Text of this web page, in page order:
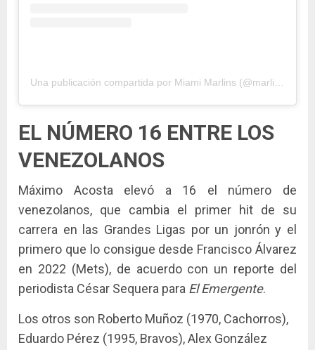
Una publicación compartida por Miami Marlins (@marlins)
EL NÚMERO 16 ENTRE LOS
VENEZOLANOS
Máximo Acosta elevó a 16 el número de
venezolanos, que cambia el primer hit de su
carrera en las Grandes Ligas por un jonrón y el
primero que lo consigue desde Francisco Álvarez
en 2022 (Mets), de acuerdo con un reporte del
periodista César Sequera para El Emergente.
Los otros son Roberto Muñoz (1970, Cachorros),
Eduardo Pérez (1995, Bravos), Alex González